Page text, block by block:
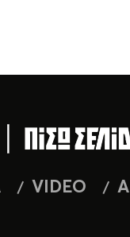
VIDEO